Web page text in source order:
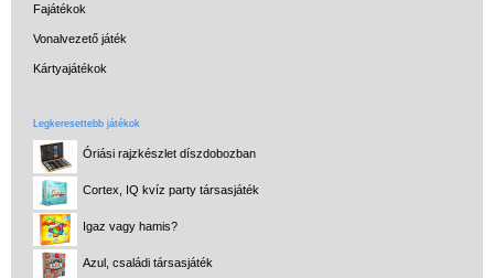
Fajátékok
Vonalvezető játék
Kártyajátékok
Legkeresettebb játékok
Óriási rajzkészlet díszdobozban
Cortex, IQ kvíz party társasjáték
Igaz vagy hamis?
Azul, családi társasjáték